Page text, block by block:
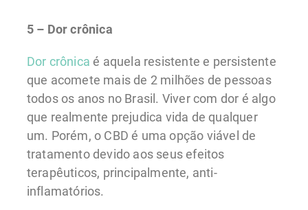
5 – Dor crônica
Dor crônica é aquela resistente e persistente
que acomete mais de 2 milhões de pessoas
todos os anos no Brasil. Viver com dor é algo
que realmente prejudica vida de qualquer
um. Porém, o CBD é uma opção viável de
tratamento devido aos seus efeitos
terapêuticos, principalmente, anti-
inflamatórios.